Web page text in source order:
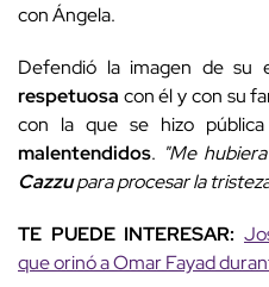
con Ángela.
Defendió la imagen de su
respetuosa con él y con su
con la que se hizo
malentendidos. "Me
Cazzupara procesar la
TE PUEDE INTERESAR:
que orinó a Omar Fayad